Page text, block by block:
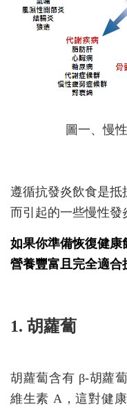
圖一、慢
遵循抗發炎飲食是
而引起的一些慢性發
如果你準備恢復健康
營養豐富且完全適合
1. 胡蘿蔔
胡蘿蔔含有 β-胡蘿
維生素 A，這對健